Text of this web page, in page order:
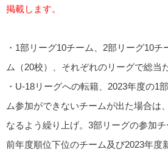
掲載します。
・1部リーグ10チーム、2部リーグ10
ム（20校）、それぞれのリーグで総当
・U-18リーグへの転籍、2023年度の1
ム参加ができないチームが出た場合は
なるよう繰り上げ。3部リーグの参加チ
前年度順位下位のチーム及び2023年度